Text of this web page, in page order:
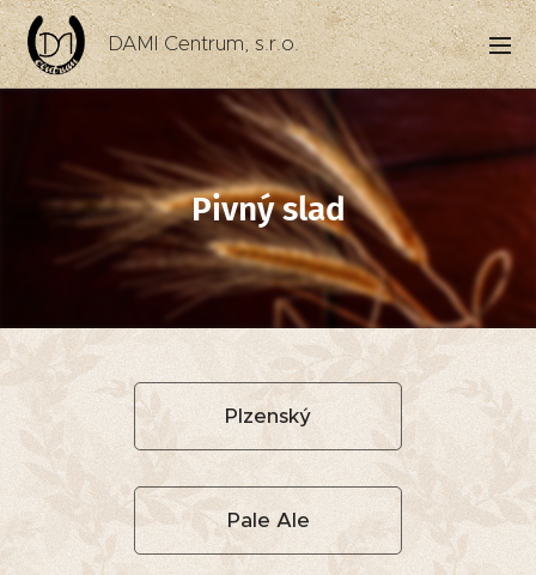
DAMI Centrum, s.r.o.
Pivný slad
Plzenský
Pale Ale